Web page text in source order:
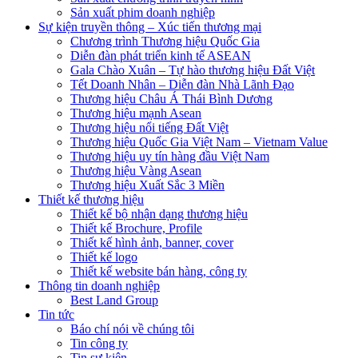
Sản xuất phim doanh nghiệp
Sự kiện truyền thông – Xúc tiến thương mại
Chương trình Thương hiệu Quốc Gia
Diễn đàn phát triển kinh tế ASEAN
Gala Chào Xuân – Tự hào thương hiệu Đất Việt
Tết Doanh Nhân – Diễn đàn Nhà Lãnh Đạo
Thương hiệu Châu Á Thái Bình Dương
Thương hiệu mạnh Asean
Thương hiệu nổi tiếng Đất Việt
Thương hiệu Quốc Gia Việt Nam – Vietnam Value
Thương hiệu uy tín hàng đầu Việt Nam
Thương hiệu Vàng Asean
Thương hiệu Xuất Sắc 3 Miền
Thiết kế thương hiệu
Thiết kế bộ nhận dạng thương hiệu
Thiết kế Brochure, Profile
Thiết kế hình ảnh, banner, cover
Thiết kế logo
Thiết kế website bán hàng, công ty
Thông tin doanh nghiệp
Best Land Group
Tin tức
Báo chí nói về chúng tôi
Tin công ty